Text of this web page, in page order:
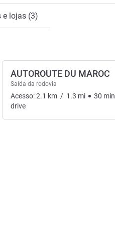
e lojas (3)
AUTOROUTE DU MAROC
Saída da rodovia
Acesso:2.1 km / 1.3 mi 30 min
drive